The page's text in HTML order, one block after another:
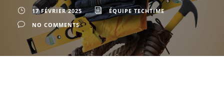
17 FÉVRIER 2025
ÉQUIPE TECHTIME
NO COMMENTS